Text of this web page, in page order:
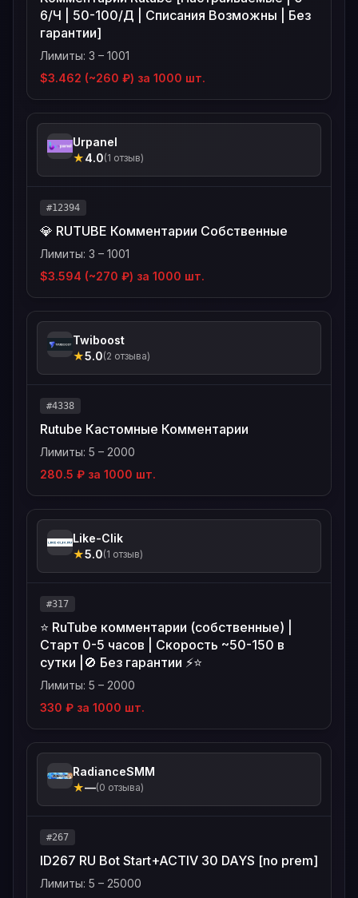
6/Ч | 50-100/Д | Списания Возможны | Без
гарантии]
Лимиты: 3 – 1001
$3.462 (~260 ₽) за 1000 шт.
Urpanel
★4.0(1 отзыв)
#12394
💎 RUTUBE Комментарии Собственные
Лимиты: 3 – 1001
$3.594 (~270 ₽) за 1000 шт.
Twiboost
★5.0(2 отзыва)
#4338
Rutube Кастомные Комментарии
Лимиты: 5 – 2000
280.5 ₽ за 1000 шт.
Like-Clik
★5.0(1 отзыв)
#317
⭐ RuTube комментарии (собственные) |
Старт 0-5 часов | Скорость ~50-150 в
сутки |🚫 Без гарантии ⚡️⭐️
Лимиты: 5 – 2000
330 ₽ за 1000 шт.
RadianceSMM
★—(0 отзыва)
#267
ID267 RU Bot Start+ACTIV 30 DAYS [no prem]
Лимиты: 5 – 25000